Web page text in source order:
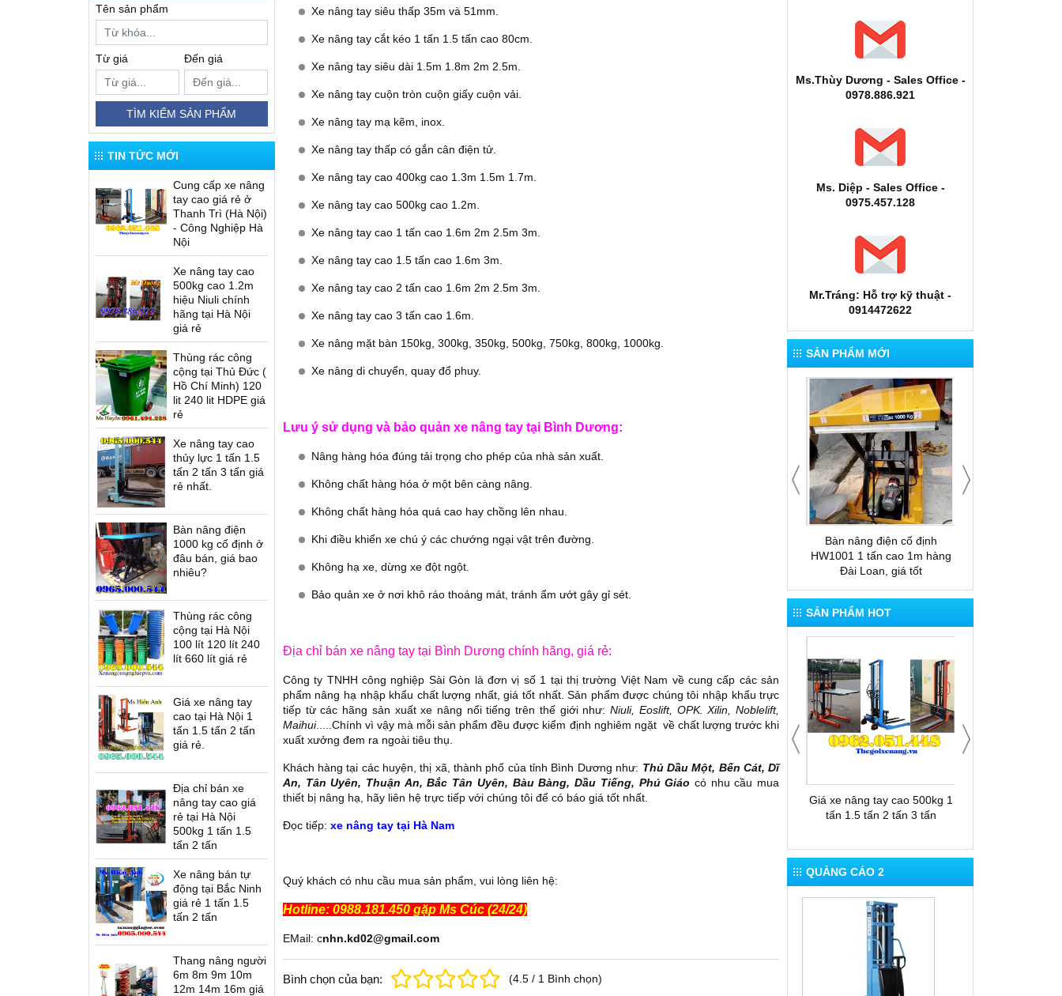
Tên sản phẩm
Từ giá Đến giá
TÌM KIẾM SẢN PHẨM
TIN TỨC MỚI
Cung cấp xe nâng
tay cao giá rẻ ở
Thanh Trì (Hà Nội)
- Công Nghiệp Hà
Nội
Xe nâng tay cao
500kg cao 1.2m
hiệu Niuli chính
hãng tại Hà Nội
giá rẻ
Thùng rác công
cộng tại Thủ Đức (
Hồ Chí Minh) 120
lit 240 lit HDPE giá
rẻ
Xe nâng tay cao
thủy lực 1 tấn 1.5
tấn 2 tấn 3 tấn giá
rẻ nhất.
Bàn nâng điện
1000 kg cố định ở
đâu bán, giá bao
nhiêu?
Thùng rác công
cộng tại Hà Nội
100 lít 120 lít 240
lít 660 lít giá rẻ
Giá xe nâng tay
cao tại Hà Nội 1
tấn 1.5 tấn 2 tấn
giá rẻ.
Địa chỉ bán xe
nâng tay cao giá
rẻ tại Hà Nội
500kg 1 tấn 1.5
tấn 2 tấn
Xe nâng bán tự
động tại Bắc Ninh
giá rẻ 1 tấn 1.5
tấn 2 tấn
Thang nâng người
6m 8m 9m 10m
12m 14m 16m giá
Xe nâng tay siêu thấp 35m và 51mm.
Xe nâng tay cắt kéo 1 tấn 1.5 tấn cao 80cm.
Xe nâng tay siêu dài 1.5m 1.8m 2m 2.5m.
Xe nâng tay cuộn tròn cuộn giấy cuộn vải.
Xe nâng tay mạ kẽm, inox.
Xe nâng tay thấp có gắn cân điện tử.
Xe nâng tay cao 400kg cao 1.3m 1.5m 1.7m.
Xe nâng tay cao 500kg cao 1.2m.
Xe nâng tay cao 1 tấn cao 1.6m 2m 2.5m 3m.
Xe nâng tay cao 1.5 tấn cao 1.6m 3m.
Xe nâng tay cao 2 tấn cao 1.6m 2m 2.5m 3m.
Xe nâng tay cao 3 tấn cao 1.6m.
Xe nâng mặt bàn 150kg, 300kg, 350kg, 500kg, 750kg, 800kg, 1000kg.
Xe nâng di chuyển, quay đổ phuy.
Lưu ý sử dụng và bảo quản xe nâng tay tại Bình Dương:
Nâng hàng hóa đúng tải trọng cho phép của nhà sản xuất.
Không chất hàng hóa ở một bên càng nâng.
Không chất hàng hóa quá cao hay chồng lên nhau.
Khi điều khiển xe chú ý các chướng ngại vật trên đường.
Không hạ xe, dừng xe đột ngột.
Bảo quản xe ở nơi khô ráo thoáng mát, tránh ẩm ướt gây gỉ sét.
Địa chỉ bán xe nâng tay tại Bình Dương chính hãng, giá rẻ:
Công ty TNHH công nghiệp Sài Gòn là đơn vị số 1 tại thị trường Việt Nam về cung cấp các sản
phẩm nâng hạ nhập khẩu chất lượng nhất, giá tốt nhất. Sản phẩm được chúng tôi nhập khẩu trực
tiếp từ các hãng sản xuất xe nâng nổi tiếng trên thế giới như:Niuli, Eoslift, OPK. Xilin, Noblelift,
Maihui.....Chính vì vậy mà mỗi sản phẩm đều được kiểm định nghiêm ngặt về chất lượng trước khi
xuất xưởng đem ra ngoài tiêu thụ.
Khách hàng tại các huyện, thị xã, thành phố của tỉnh Bình Dương như: Thủ Dầu Một, Bến Cát, Dĩ
An, Tân Uyên, Thuận An, Bắc Tân Uyên, Bàu Bàng, Dầu Tiếng, Phú Giáo có nhu cầu mua
thiết bị nâng hạ, hãy liên hệ trực tiếp với chúng tôi để có báo giá tốt nhất.
Đọc tiếp: xe nâng tay tại Hà Nam
Quý khách có nhu cầu mua sản phẩm, vui lòng liên hệ:
Hotline: 0988.181.450 gặp Ms Cúc (24/24)
EMail: cnhn.kd02@gmail.com
Bình chọn của bạn: (4.5/ 1 Bình chọn)
Ms.Thùy Dương - Sales Office -
0978.886.921
Ms. Diệp - Sales Office -
0975.457.128
Mr.Tráng: Hỗ trợ kỹ thuật -
0914472622
SẢN PHẨM MỚI
Xe nâng điện cao đứng lái
D12/16 Series
Xe nâng dầu Nexen -
Xe nâng điện 4 bánh UK(G7) Xe nâng tay bậc thang SLP
Bàn nâng điện cố định
HW1001 1 tấn cao 1m hàng
Đài Loan, giá tốt
SẢN PHẨM HOT
Thang nâng người SWP
Bàn nâng điện cao ELT Thang nâng AOP20 Bàn nâng điện thấp ECL
Giá xe nâng tay cao 500kg 1
tấn 1.5 tấn 2 tấn 3 tấn
QUẢNG CÁO 2